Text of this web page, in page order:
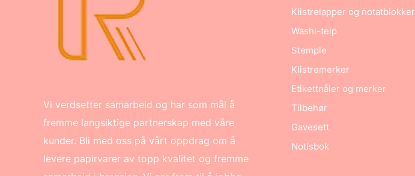
Vi verdsetter samarbeid og har som mål å
fremme langsiktige partnerskap med våre
kunder. Bli med oss på vårt oppdrag om å
levere papirvarer av topp kvalitet og fremme
Klistrelapper og notatblokker
Washi-teip
Stemple
Klistremerker
Etikettnåler og merker
Tilbehør
Gavesett
Notisbok